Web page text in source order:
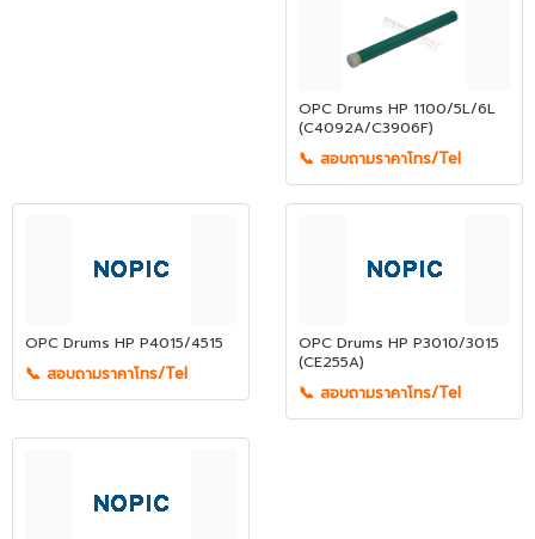
OPC Drums HP 1100/5L/6L
(C4092A/C3906F)
📞 สอบถามราคาโทร/Tel
OPC Drums HP P4015/4515
📞 สอบถามราคาโทร/Tel
OPC Drums HP P3010/3015
(CE255A)
📞 สอบถามราคาโทร/Tel